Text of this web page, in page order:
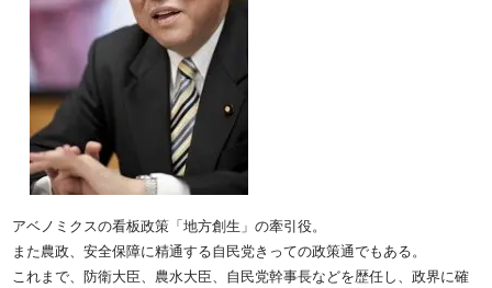
アベノミクスの看板政策「地方創生」の牽引役。
また農政、安全保障に精通する自民党きっての政策通でもある。
これまで、防衛大臣、農水大臣、自民党幹事長などを歴任し、政界に確